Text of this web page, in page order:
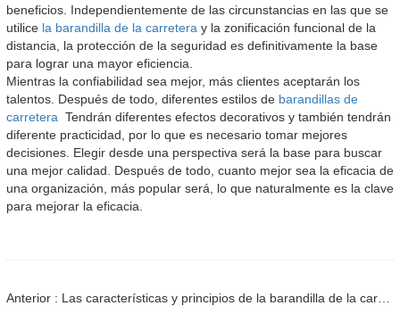
beneficios. Independientemente de las circunstancias en las que se
utilice la barandilla de la carretera y la zonificación funcional de la
distancia, la protección de la seguridad es definitivamente la base
para lograr una mayor eficiencia.
Mientras la confiabilidad sea mejor, más clientes aceptarán los
talentos. Después de todo, diferentes estilos de barandillas de
carretera Tendrán diferentes efectos decorativos y también tendrán
diferente practicidad, por lo que es necesario tomar mejores
decisiones. Elegir desde una perspectiva será la base para buscar
una mejor calidad. Después de todo, cuanto mejor sea la eficacia de
una organización, más popular será, lo que naturalmente es la clave
para mejorar la eficacia.